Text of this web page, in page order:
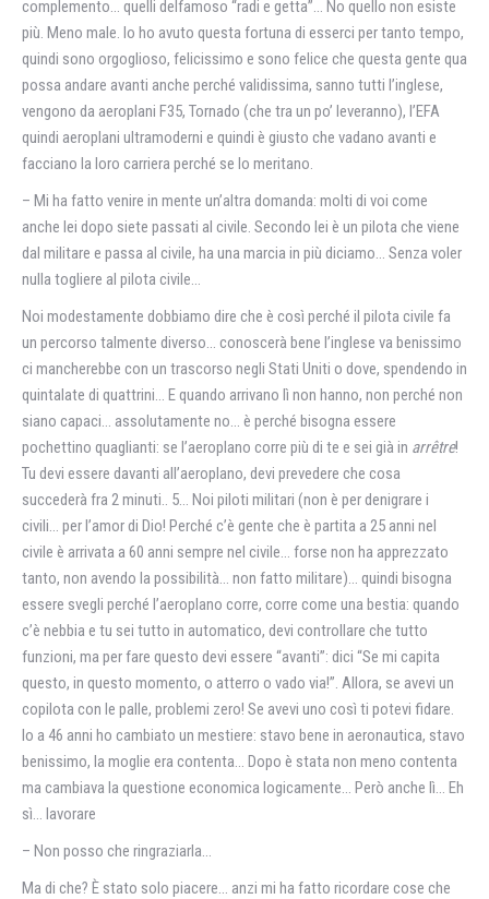
complemento… quelli delfamoso “radi e getta”… No quello non esiste
più. Meno male. Io ho avuto questa fortuna di esserci per tanto tempo,
quindi sono orgoglioso, felicissimo e sono felice che questa gente qua
possa andare avanti anche perché validissima, sanno tutti l’inglese,
vengono da aeroplani F35, Tornado (che tra un po’ leveranno), l’EFA
quindi aeroplani ultramoderni e quindi è giusto che vadano avanti e
facciano la loro carriera perché se lo meritano.
– Mi ha fatto venire in mente un’altra domanda: molti di voi come
anche lei dopo siete passati al civile. Secondo lei è un pilota che viene
dal militare e passa al civile, ha una marcia in più diciamo… Senza voler
nulla togliere al pilota civile…
Noi modestamente dobbiamo dire che è così perché il pilota civile fa
un percorso talmente diverso… conoscerà bene l’inglese va benissimo
ci mancherebbe con un trascorso negli Stati Uniti o dove, spendendo in
quintalate di quattrini… E quando arrivano lì non hanno, non perché non
siano capaci… assolutamente no… è perché bisogna essere
pochettino quaglianti: se l’aeroplano corre più di te e sei già in arrêtre!
Tu devi essere davanti all’aeroplano, devi prevedere che cosa
succederà fra 2 minuti.. 5… Noi piloti militari (non è per denigrare i
civili… per l’amor di Dio! Perché c’è gente che è partita a 25 anni nel
civile è arrivata a 60 anni sempre nel civile… forse non ha apprezzato
tanto, non avendo la possibilità… non fatto militare)… quindi bisogna
essere svegli perché l’aeroplano corre, corre come una bestia: quando
c’è nebbia e tu sei tutto in automatico, devi controllare che tutto
funzioni, ma per fare questo devi essere “avanti”: dici “Se mi capita
questo, in questo momento, o atterro o vado via!”. Allora, se avevi un
copilota con le palle, problemi zero! Se avevi uno così ti potevi fidare.
Io a 46 anni ho cambiato un mestiere: stavo bene in aeronautica, stavo
benissimo, la moglie era contenta… Dopo è stata non meno contenta
ma cambiava la questione economica logicamente… Però anche lì… Eh
sì… lavorare
– Non posso che ringraziarla…
Ma di che? È stato solo piacere… anzi mi ha fatto ricordare cose che